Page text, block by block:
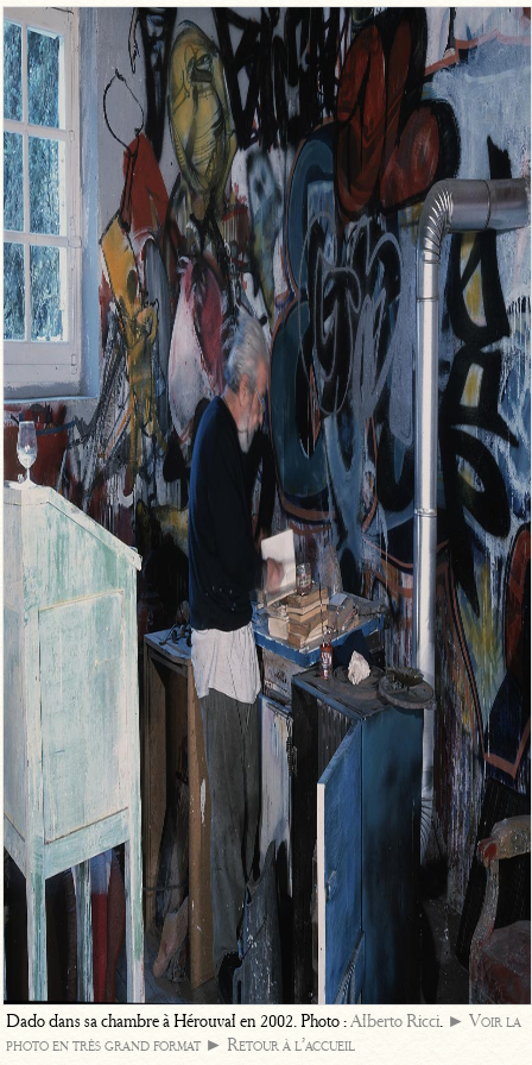
Dado dans sa chambre à Hérouval en 2002. Photo :Alberto Ricci. ► Voir la
photo en très grand format ► Retour à l’accueil